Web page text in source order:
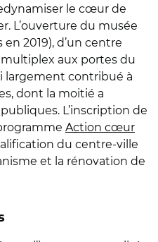
le cœur de
L’ouverture du musée
2019), d’un centre
aux portes du
largement contribué à
dont la moitié a
L’inscription de
Action cœur
du centre-ville
et la rénovation de